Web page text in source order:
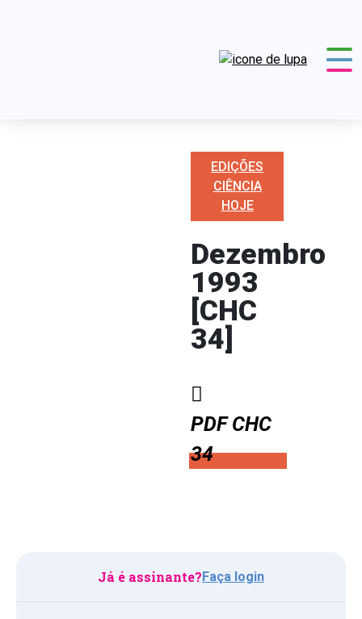
EDIÇÕES
CIÊNCIA
HOJE
Dezembro
1993
[CHC
34]
PDF CHC
34
Já é assinante?Faça login